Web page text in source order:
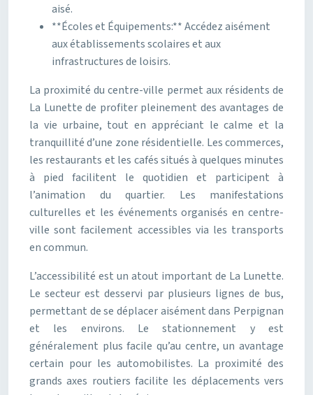
aisé.
**Écoles et Équipements:** Accédez aisément
aux établissements scolaires et aux
infrastructures de loisirs.
La proximité du centre-ville permet aux résidents de
La Lunette de profiter pleinement des avantages de
la vie urbaine, tout en appréciant le calme et la
tranquillité d’une zone résidentielle. Les commerces,
les restaurants et les cafés situés à quelques minutes
à pied facilitent le quotidien et participent à
l’animation du quartier. Les manifestations
culturelles et les événements organisés en centre-
ville sont facilement accessibles via les transports
en commun.
L’accessibilité est un atout important de La Lunette.
Le secteur est desservi par plusieurs lignes de bus,
permettant de se déplacer aisément dans Perpignan
et les environs. Le stationnement y est
généralement plus facile qu’au centre, un avantage
certain pour les automobilistes. La proximité des
grands axes routiers facilite les déplacements vers